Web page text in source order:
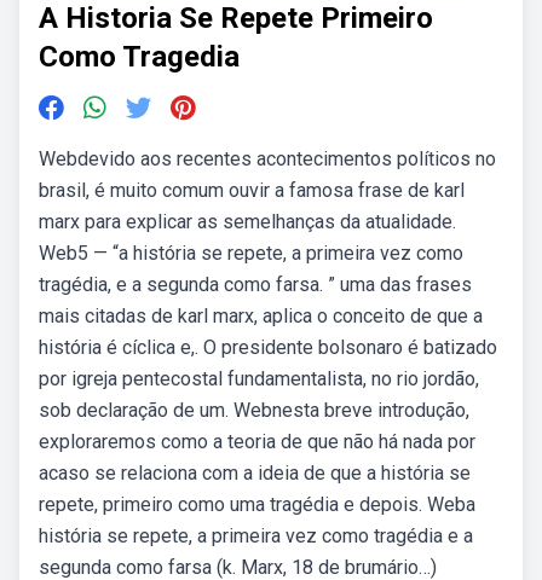
A Historia Se Repete Primeiro
Como Tragedia
Webdevido aos recentes acontecimentos políticos no
brasil, é muito comum ouvir a famosa frase de karl
marx para explicar as semelhanças da atualidade.
Web5 — “a história se repete, a primeira vez como
tragédia, e a segunda como farsa. ” uma das frases
mais citadas de karl marx, aplica o conceito de que a
história é cíclica e,. O presidente bolsonaro é batizado
por igreja pentecostal fundamentalista, no rio jordão,
sob declaração de um. Webnesta breve introdução,
exploraremos como a teoria de que não há nada por
acaso se relaciona com a ideia de que a história se
repete, primeiro como uma tragédia e depois. Weba
história se repete, a primeira vez como tragédia e a
segunda como farsa (k. Marx, 18 de brumário…)